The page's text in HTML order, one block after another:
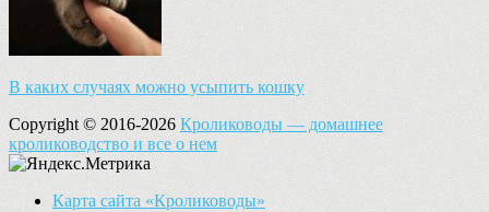
В каких случаях можно усыпить кошку
Copyright © 2016-2026 Кролиководы — домашнее
кролиководство и все о нем
Карта сайта «Кролиководы»